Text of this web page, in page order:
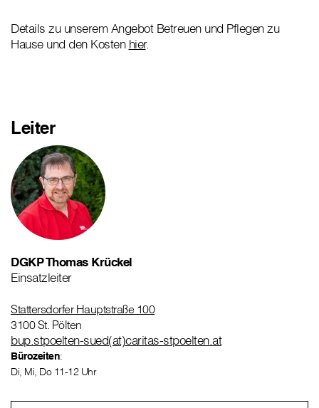
Details zu unserem Angebot Betreuen und Pflegen zu
Hause und den Kosten hier.
Leiter
DGKP Thomas Krückel
Einsatzleiter
Stattersdorfer Hauptstraße 100
3100 St. Pölten
bup.stpoelten-sued(at)caritas-stpoelten.at
Bürozeiten:
Di, Mi, Do 11-12 Uhr